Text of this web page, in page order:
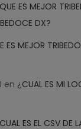
ES MEJOR
DX?
ES MEJOR
en ¿CUAL ES MI
ES EL CSV DE